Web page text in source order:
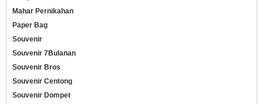
Mahar Pernikahan
Paper Bag
Souvenir
Souvenir 7Bulanan
Souvenir Bros
Souvenir Centong
Souvenir Dompet